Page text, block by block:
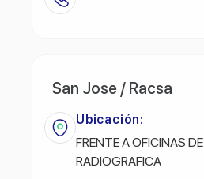
San Jose / Racsa
Ubicación:
FRENTE A OFICINAS DE
RADIOGRAFICA